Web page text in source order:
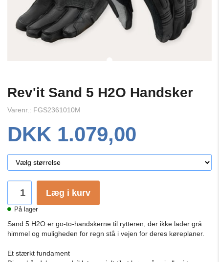
Rev'it Sand 5 H2O Handsker
Varenr.: FGS2361010M
DKK 1.079,00
Læg i kurv
På lager
Sand 5 H2O er go-to-handskerne til rytteren, der ikke lader grå
himmel og muligheden for regn stå i vejen for deres køreplaner.
Et stærkt fundament